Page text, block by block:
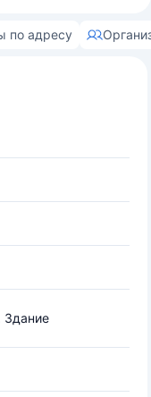
по адресу
Здание